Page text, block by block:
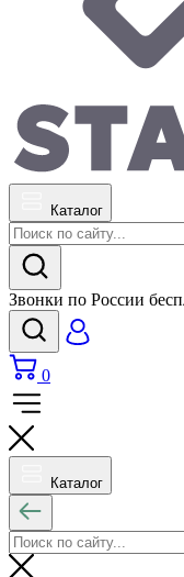
Каталог
Звонки по России
0
Каталог